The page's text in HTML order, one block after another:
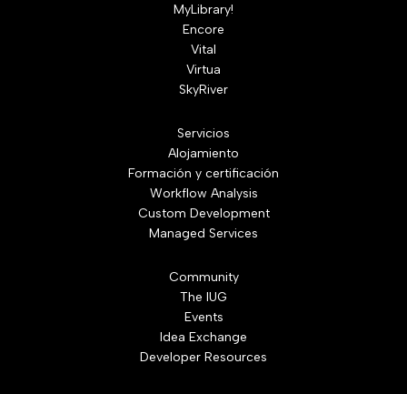
MyLibrary!
Encore
Vital
Virtua
SkyRiver
Servicios
Alojamiento
Formación y certificación
Workflow Analysis
Custom Development
Managed Services
Community
The IUG
Events
Idea Exchange
Developer Resources